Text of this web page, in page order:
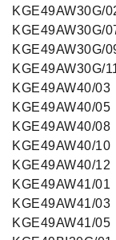
KGE49AW30G/
KGE49AW30G/
KGE49AW30G/
KGE49AW30G/
KGE49AW40/03
KGE49AW40/05
KGE49AW40/08
KGE49AW40/10
KGE49AW40/12
KGE49AW41/01
KGE49AW41/03
KGE49AW41/05